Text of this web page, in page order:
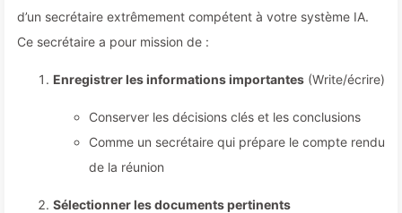
d’un secrétaire extrêmement compétent à votre système IA.
Ce secrétaire a pour mission de :
Enregistrer les informations importantes (Write/écrire)
Conserver les décisions clés et les conclusions
Comme un secrétaire qui prépare le compte rendu
de la réunion
Sélectionner les documents pertinents